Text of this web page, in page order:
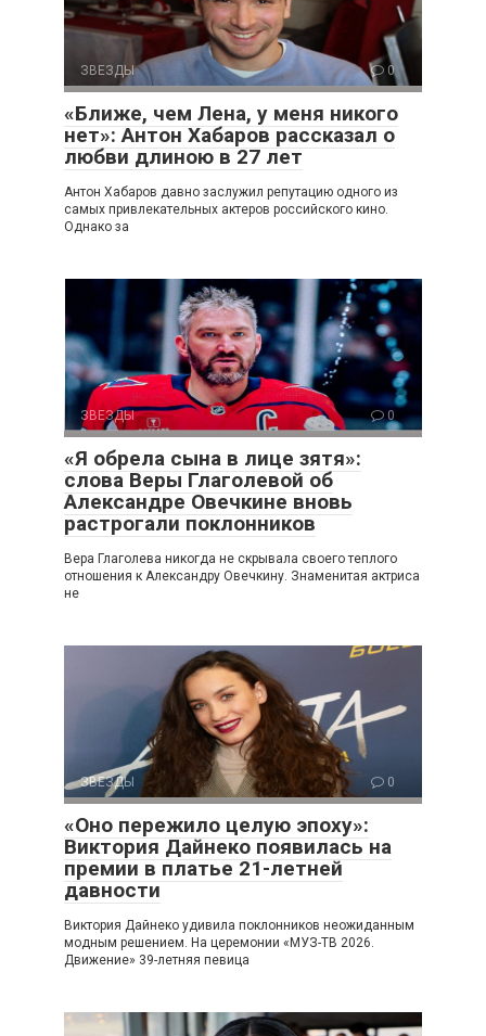
ЗВЕЗДЫ 0
«Ближе, чем Лена, у меня никого
нет»: Антон Хабаров рассказал о
любви длиною в 27 лет
Антон Хабаров давно заслужил репутацию одного из
самых привлекательных актеров российского кино.
Однако за
ЗВЕЗДЫ 0
«Я обрела сына в лице зятя»:
слова Веры Глаголевой об
Александре Овечкине вновь
растрогали поклонников
Вера Глаголева никогда не скрывала своего теплого
отношения к Александру Овечкину. Знаменитая актриса
не
ЗВЕЗДЫ 0
«Оно пережило целую эпоху»:
Виктория Дайнеко появилась на
премии в платье 21-летней
давности
Виктория Дайнеко удивила поклонников неожиданным
модным решением. На церемонии «МУЗ-ТВ 2026.
Движение» 39-летняя певица